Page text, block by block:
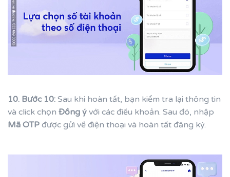
10. Bước 10: Sau khi hoàn tất, bạn kiểm tra lại thông tin
và click chọn Đồng ý với các điều khoản. Sau đó, nhập
Mã OTP được gửi về điện thoại và hoàn tất đăng ký.